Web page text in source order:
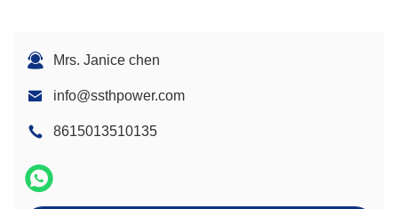
Mrs. Janice chen
info@ssthpower.com
8615013510135